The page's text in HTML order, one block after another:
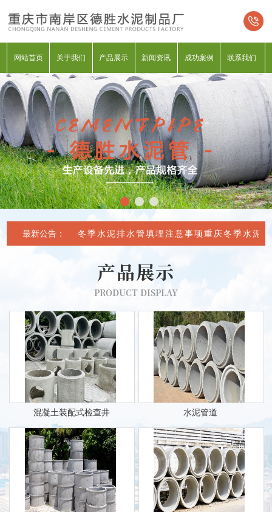
网站首页 关于我们 产品展示 新闻资讯 成功案例 联系我们
最新公告：重庆冬季水泥排水管填埋注意事项重庆冬季水泥排
产品展示
PRODUCT DISPLAY
混凝土装配式检查井 水泥管道